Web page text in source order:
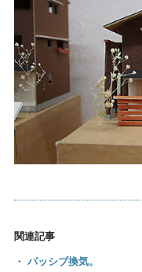
関連記事
・ パッシブ換気。